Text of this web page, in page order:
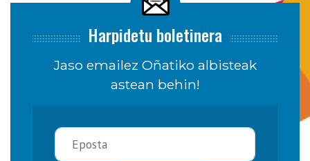
Harpidetu boletinera
Jaso emailez Oñatiko albisteak
astean behin!